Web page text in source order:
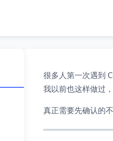
很多人第一次遇到
我以前也这样做过
真正需要先确认的